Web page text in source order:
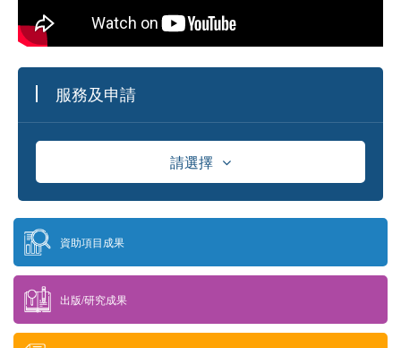
服務及申請
請選擇
資助
獎學金
供應商資料庫及採購資訊發佈平台
資助項目成果
出版/研究成果